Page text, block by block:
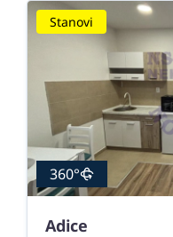
Stanovi
360°
Adice